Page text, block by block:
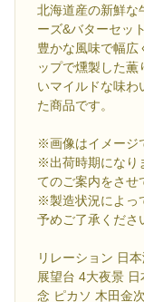
北海道産の新鮮な
ーズ&バターセット
豊かな風味で幅広
ップで燻製した
いマイルドな味わ
た商品です。
※画像はイメージ
※出荷時期になり
てのご案内をさせ
※製造状況によっ
予めご了承くださ
リレーション 日
展望台 4大夜景
念 ピカソ 木田金